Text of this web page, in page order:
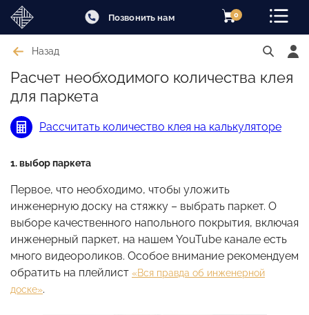
Позвонить нам 0
Назад
Расчет необходимого количества клея
для паркета
Рассчитать количество клея на калькуляторе
1. выбор паркета
Первое, что необходимо, чтобы уложить
инженерную доску на стяжку – выбрать паркет. О
выборе качественного напольного покрытия, включая
инженерный паркет, на нашем YouTube канале есть
много видеороликов. Особое внимание рекомендуем
обратить на плейлист «Вся правда об инженерной
доске».